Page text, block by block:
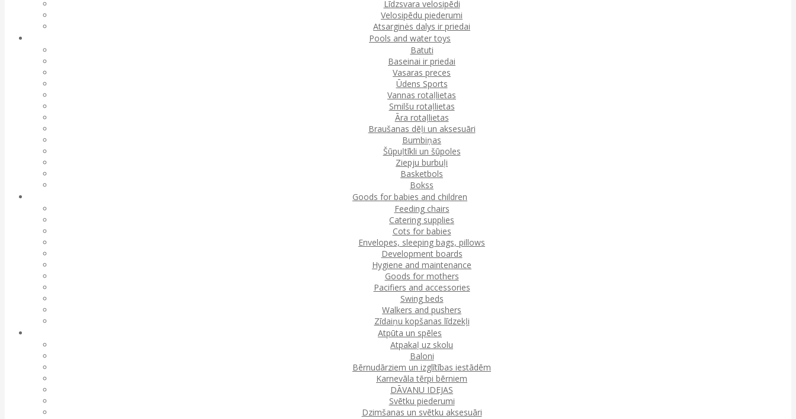
Līdzsvara velosipēdi
Velosipēdu piederumi
Atsarginės dalys ir priedai
Pools and water toys
Batuti
Baseinai ir priedai
Vasaras preces
Ūdens Sports
Vannas rotaļlietas
Smilšu rotaļlietas
Āra rotaļlietas
Braušanas dēļi un aksesuāri
Bumbiņas
Šūpuļtīkli un šūpoles
Ziepju burbuļi
Basketbols
Bokss
Goods for babies and children
Feeding chairs
Catering supplies
Cots for babies
Envelopes, sleeping bags, pillows
Development boards
Hygiene and maintenance
Goods for mothers
Pacifiers and accessories
Swing beds
Walkers and pushers
Zīdaiņu kopšanas līdzekļi
Atpūta un spēles
Atpakaļ uz skolu
Baloni
Bērnudārziem un izglītības iestādēm
Karnevāla tērpi bērniem
DĀVANU IDEJAS
Svētku piederumi
Dzimšanas un svētku aksesuāri